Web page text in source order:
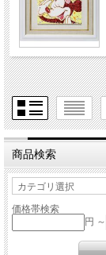
商品検索
価格帯検索
円 ～